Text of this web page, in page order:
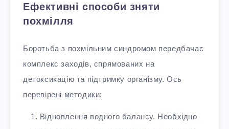
Ефективні способи зняти
похмілля
Боротьба з похмільним синдромом передбачає
комплекс заходів, спрямованих на
детоксикацію та підтримку організму. Ось
перевірені методики:
Відновлення водного балансу. Необхідно